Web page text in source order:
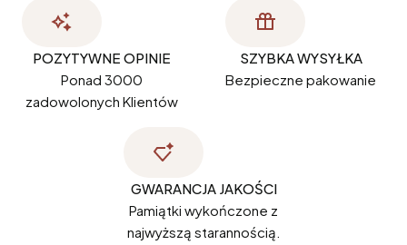
POZYTYWNE OPINIE
Ponad 3000
zadowolonych Klientów
SZYBKA WYSYŁKA
Bezpieczne pakowanie
GWARANCJA JAKOŚCI
Pamiątki wykończone z
najwyższą starannością.